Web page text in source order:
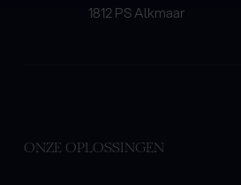
1812 PS Alkmaar
ONZE OPLOSSINGEN